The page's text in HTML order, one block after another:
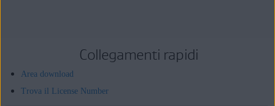
Collegamenti rapidi
Area download
Trova il License Number